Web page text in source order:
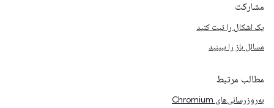
مشارکت
یک اشکال را ثبت کنید
مسائل باز را ببینید
مطالب مرتبط
به‌روزرسانی‌های Chromium